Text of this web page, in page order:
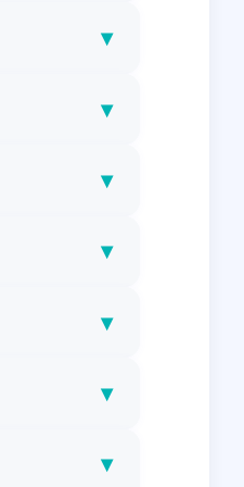
▾
▾
▾
▾
▾
▾
▾